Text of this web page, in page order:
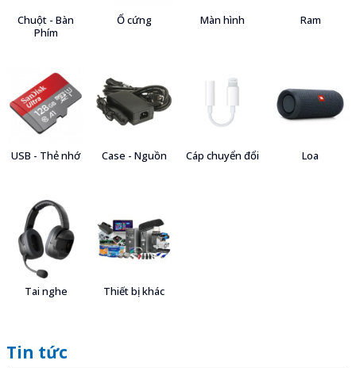
Chuột - Bàn
Phím
Ổ cứng Màn hình Ram
USB - Thẻ nhớ Case - Nguồn Cáp chuyển đổi Loa
Tai nghe Thiết bị khác
Tin tức